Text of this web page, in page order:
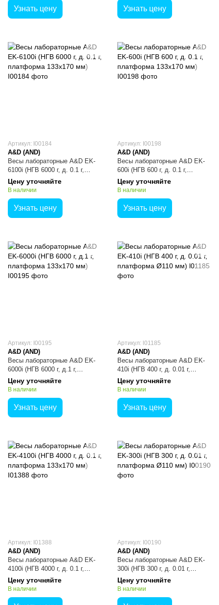
Узнать цену Узнать цену
Артикул: I00184
A&D (AND)
Весы лабораторные A&D EK-
6100i (НГВ 6000 г, д. 0.1 г,
платформа 133x170 мм)
Цену уточняйте
В наличии
Узнать цену
Артикул: I00198
A&D (AND)
Весы лабораторные A&D EK-
600i (НГВ 600 г, д. 0.1 г,
платформа 133x170 мм)
Цену уточняйте
В наличии
Узнать цену
Артикул: I00195
A&D (AND)
Весы лабораторные A&D EK-
6000i (НГВ 6000 г, д.1 г,
платформа 133x170 мм)
Цену уточняйте
В наличии
Узнать цену
Артикул: l01185
A&D (AND)
Весы лабораторные A&D EK-
410i (НГВ 400 г, д. 0.01 г,
платформа Ø110 мм)
Цену уточняйте
В наличии
Узнать цену
Артикул: I01388
A&D (AND)
Весы лабораторные A&D EK-
4100i (НГВ 4000 г, д. 0.1 г,
платформа 133х170 мм)
Цену уточняйте
В наличии
Артикул: I00190
A&D (AND)
Весы лабораторные A&D EK-
300i (НГВ 300 г, д. 0.01 г,
платформа Ø110 мм)
Цену уточняйте
В наличии